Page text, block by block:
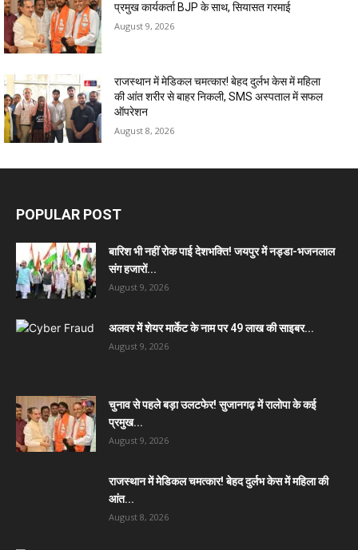
प्रमुख कार्यकर्ता BJP के साथ, सियासत गरमाई
August 9, 2026
राजस्थान में मेडिकल चमत्कार! बेहद दुर्लभ केस में महिला
की आंत शरीर से बाहर निकली, SMS अस्पताल में सफल
ऑपरेशन
August 8, 2026
POPULAR POST
बारिश भी नहीं रोक पाई देशभक्ति! जयपुर में नड्डा-भजनलाल
संग हजारों...
August 9, 2026
अलवर में शेयर मार्केट के नाम पर 49 लाख की साइबर...
August 9, 2026
चुनाव से पहले बड़ा उलटफेर! सुजानगढ़ में रालोपा के कई
प्रमुख...
August 9, 2026
राजस्थान में मेडिकल चमत्कार! बेहद दुर्लभ केस में महिला की
आंत...
August 8, 2026